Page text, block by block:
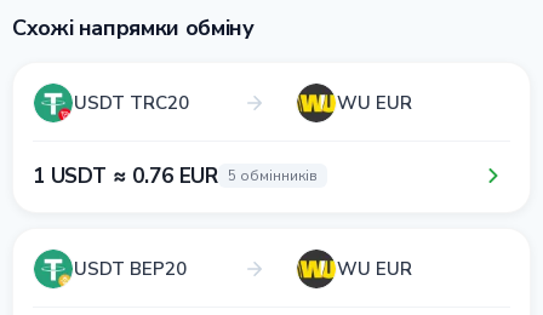
Схожі напрямки обміну
USDT TRC20 WU EUR
1 USDT ≈ 0.76 EUR 5 обмінників
USDT BEP20 WU EUR